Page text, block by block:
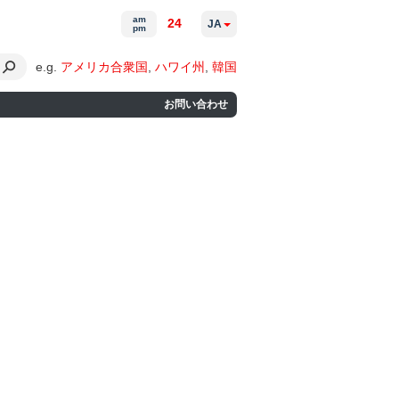
e.g. アメリカ合衆国 ハワイ州 韓国
お問い合わせ
am
pm
24 JA